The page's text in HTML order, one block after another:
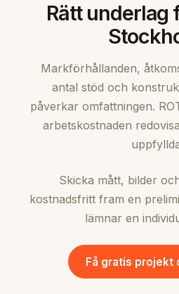
Rätt underlag
Markförhållanden,
antal stöd och
påverkar omfattningen.
arbetskostnaden
Skicka mått, bilder
kostnadsfritt fram en
lämnar en
Få gratis projekt